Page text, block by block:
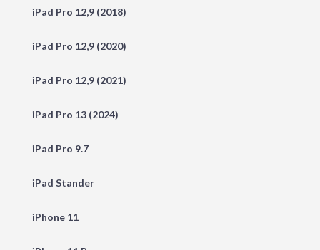
iPad Pro 12,9 (2018)
iPad Pro 12,9 (2020)
iPad Pro 12,9 (2021)
iPad Pro 13 (2024)
iPad Pro 9.7
iPad Stander
iPhone 11